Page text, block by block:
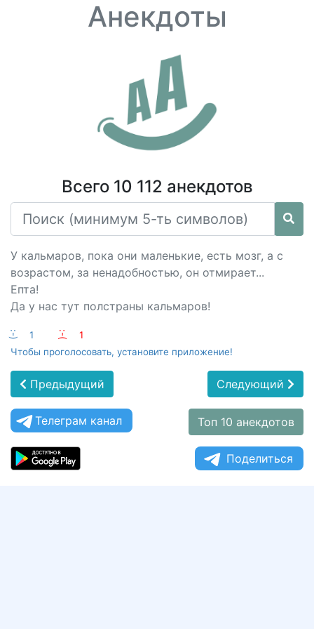
Анекдоты
Всего 10 112 анекдотов
У кальмаров, пока они маленькие, есть мозг, а с
возрастом, за ненадобностью, он отмирает...
Епта!
Да у нас тут полстраны кальмаров!
:-) 1 :-(
1
Чтобы проголосовать, установите приложение!
Предыдущий Следующий
Телеграм канал Топ 10 анекдотов
Поделиться